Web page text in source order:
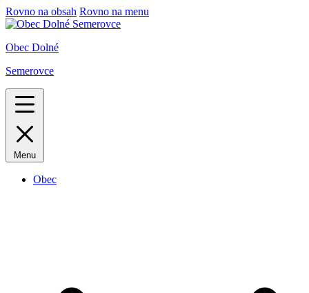
Rovno na obsah Rovno na menu
Obec Dolné
Semerovce
Menu
Obec